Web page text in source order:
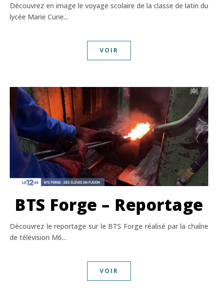
Découvrez en image le voyage scolaire de la classe de latin du
lycée Marie Curie...
VOIR
BTS Forge – Reportage
Découvrez le reportage sur le BTS Forge réalisé par la chaîne
de télévision M6...
VOIR